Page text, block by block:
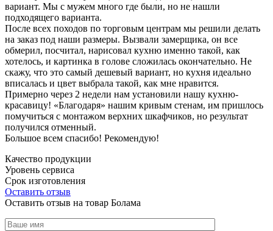
вариант. Мы с мужем много где были, но не нашли
подходящего варианта.
После всех походов по торговым центрам мы решили делать
на заказ под наши размеры. Вызвали замерщика, он все
обмерил, посчитал, нарисовал кухню именно такой, как
хотелось, и картинка в голове сложилась окончательно. Не
скажу, что это самый дешевый вариант, но кухня идеально
вписалась и цвет выбрала такой, как мне нравится.
Примерно через 2 недели нам установили нашу кухню-
красавицу! «Благодаря» нашим кривым стенам, им пришлось
помучиться с монтажом верхних шкафчиков, но результат
получился отменный.
Большое всем спасибо! Рекомендую!
Качество продукции
Уровень сервиса
Срок изготовления
Оставить отзыв
Оставить отзыв на товар Болама